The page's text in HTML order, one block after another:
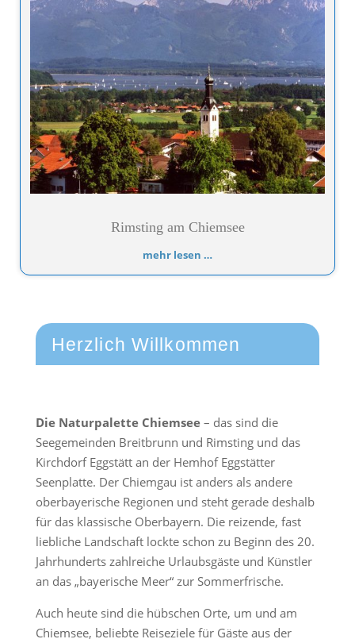
Rimsting am Chiemsee
mehr lesen …
Herzlich Willkommen
Die Naturpalette Chiemsee– das sind die
Seegemeinden Breitbrunn und Rimsting und das
Kirchdorf Eggstätt an der Hemhof Eggstätter
Seenplatte. Der Chiemgau ist anders als andere
oberbayerische Regionen und steht gerade deshalb
für das klassische Oberbayern. Die reizende, fast
liebliche Landschaft lockte schon zu Beginn des 20.
Jahrhunderts zahlreiche Urlaubsgäste und Künstler
an das „bayerische Meer“ zur Sommerfrische.
Auch heute sind die hübschen Orte, um und am
Chiemsee, beliebte Reiseziele für Gäste aus der